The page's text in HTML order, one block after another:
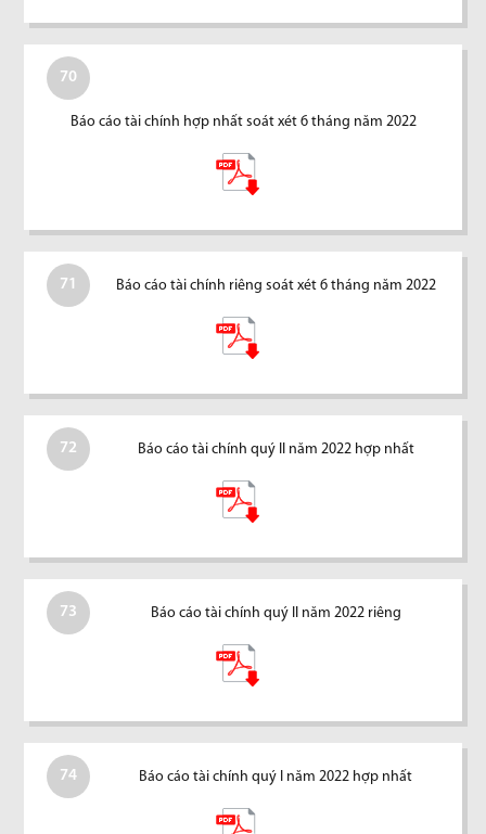
70
Báo cáo tài chính hợp nhất soát xét 6 tháng năm 2022
71 Báo cáo tài chính riêng soát xét 6 tháng năm 2022
72 Báo cáo tài chính quý II năm 2022 hợp nhất
73 Báo cáo tài chính quý II năm 2022 riêng
74 Báo cáo tài chính quý I năm 2022 hợp nhất